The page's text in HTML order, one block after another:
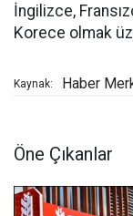
İngilizce,
Korece olmak
Kaynak: Haber
Öne Çıkanlar